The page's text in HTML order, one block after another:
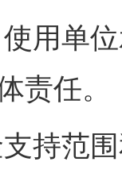
单位
责任。
持范围